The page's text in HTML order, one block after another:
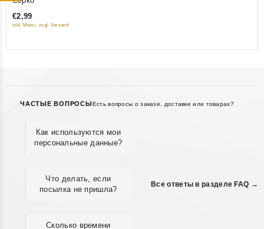
out
of
€2,99
inkl. Mwst., zzgl. Versand
ЧАСТЫЕ ВОПРОСЫ Есть вопросы о заказе, доставке или товарах?
Как используются мои
персональные данные?
Что делать, если
посылка не пришла?
Сколько времени
Все ответы в разделе FAQ →